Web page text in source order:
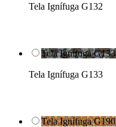
Tela Ignífuga G132
Tela Ignífuga G133
Tela Ignífuga G133
Tela Ignífuga G190